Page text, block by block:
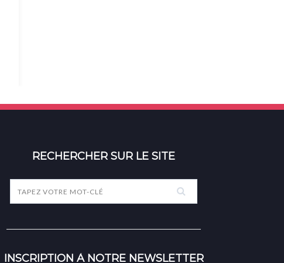
RECHERCHER SUR LE SITE
INSCRIPTION À NOTRE NEWSLETTER